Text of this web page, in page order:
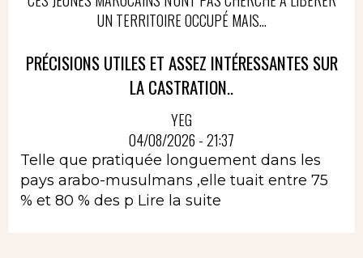
UN TERRITOIRE OCCUPÉ MAIS...
PRÉCISIONS UTILES ET ASSEZ INTÉRESSANTES SUR
LA CASTRATION..
YEG
04/08/2026 - 21:37
Telle que pratiquée longuement dans les
pays arabo-musulmans ,elle tuait entre 75
% et 80 % des p Lire la suite